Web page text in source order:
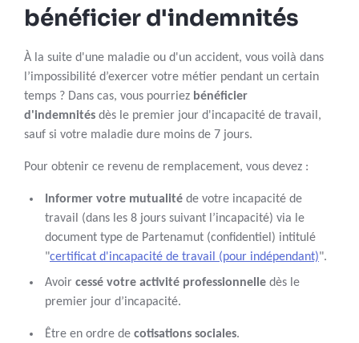
bénéficier d'indemnités
À la suite d'une maladie ou d'un accident, vous voilà dans
l’impossibilité d’exercer votre métier pendant un certain
temps ? Dans cas, vous pourriez bénéficier
d'indemnités dès le premier jour d'incapacité de travail,
sauf si votre maladie dure moins de 7 jours.
Pour obtenir ce revenu de remplacement, vous devez :
Informer votre mutualité de votre incapacité de
travail (dans les 8 jours suivant l’incapacité) via le
document type de Partenamut (confidentiel) intitulé
"certificat d'incapacité de travail (pour indépendant)".
Avoir cessé votre activité professionnelle dès le
premier jour d’incapacité.
Être en ordre de cotisations sociales.